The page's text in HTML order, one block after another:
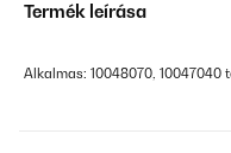
Termék leírása
Alkalmas: 10048070, 10047040